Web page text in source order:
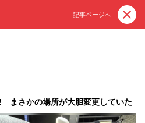
記事ページへ
まさかの場所が大胆変更していた